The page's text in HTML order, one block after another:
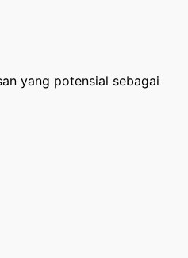
yang potensial sebagai